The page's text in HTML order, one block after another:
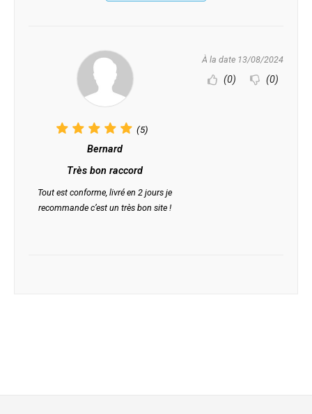
(5)
Bernard
Très bon raccord
Tout est conforme, livré en 2 jours je
recommande c’est un très bon site !
À la date 13/08/2024
(0) (0)